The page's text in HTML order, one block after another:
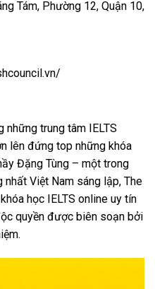
Tám, Phường 12, Quận 10,
những trung tâm IELTS
lên đứng top những khóa
Đặng Tùng – một trong
nhất Việt Nam sáng lập, The
học IELTS online uy tín
quyền được biên soạn bởi